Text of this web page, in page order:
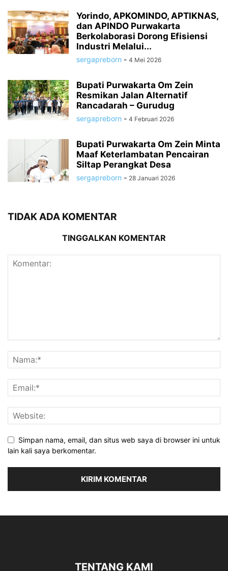
Yorindo, APKOMINDO, APTIKNAS,
dan APINDO Purwakarta
Berkolaborasi Dorong Efisiensi
Industri Melalui...
sergapreborn - 4 Mei 2026
Bupati Purwakarta Om Zein
Resmikan Jalan Alternatif
Rancadarah – Gurudug
sergapreborn - 4 Februari 2026
Bupati Purwakarta Om Zein Minta
Maaf Keterlambatan Pencairan
Siltap Perangkat Desa
sergapreborn - 28 Januari 2026
TIDAK ADA KOMENTAR
TINGGALKAN KOMENTAR
Simpan nama, email, dan situs web saya di browser ini untuk
lain kali saya berkomentar.
TENTANG KAMI